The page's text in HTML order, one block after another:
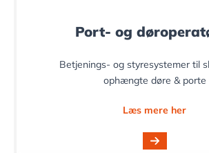
Port- og
Betjenings- og styresystemer til
ophængte døre & porte
Læs mere her